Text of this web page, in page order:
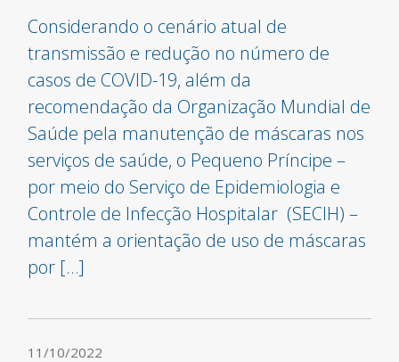
Considerando o cenário atual de
transmissão e redução no número de
casos de COVID-19, além da
recomendação da Organização Mundial de
Saúde pela manutenção de máscaras nos
serviços de saúde, o Pequeno Príncipe –
por meio do Serviço de Epidemiologia e
Controle de Infecção Hospitalar (SECIH) –
mantém a orientação de uso de máscaras
por […]
11/10/2022